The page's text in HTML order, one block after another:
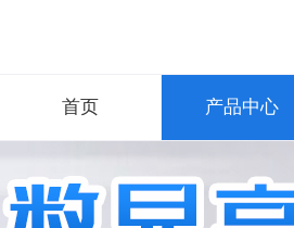
首页 产品中心